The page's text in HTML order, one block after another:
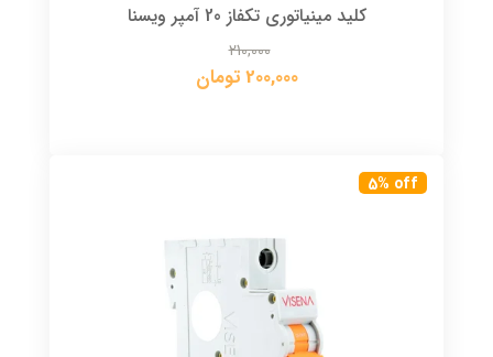
کلید مینیاتوری تکفاز 20 آمپر ویسنا
210,000
200,000 تومان
5% off